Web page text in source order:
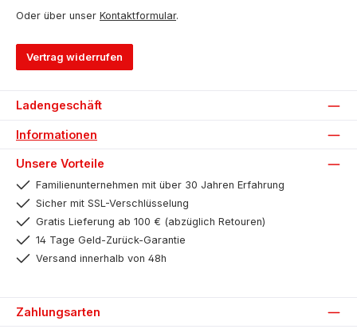
Oder über unser Kontaktformular.
Vertrag widerrufen
Ladengeschäft
Informationen
Unsere Vorteile
Familienunternehmen mit über 30 Jahren Erfahrung
Sicher mit SSL-Verschlüsselung
Gratis Lieferung ab 100 € (abzüglich Retouren)
14 Tage Geld-Zurück-Garantie
Versand innerhalb von 48h
Zahlungsarten